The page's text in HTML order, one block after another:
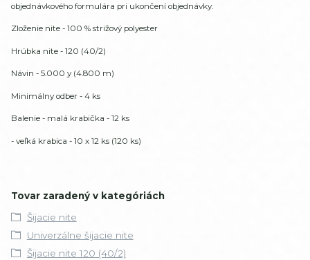
objednávkového formulára pri ukončení objednávky.
Zloženie nite - 100 % strižový polyester
Hrúbka nite - 120 (40/2)
Návin - 5.000 y (4.800 m)
Minimálny odber - 4 ks
Balenie - malá krabička - 12 ks
- veľká krabica - 10 x 12 ks (120 ks)
Tovar zaradený v kategóriách
Šijacie nite
Univerzálne šijacie nite
Šijacie nite 120 (40/2)